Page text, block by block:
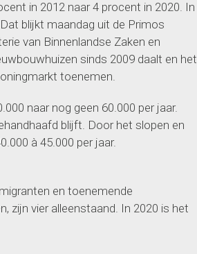
in 2012 naar 4 procent in 2020. In
blijkt maandag uit de Primos
van Binnenlandse Zaken en
sinds 2009 daalt en het
toenemen.
naar nog geen 60.000 per jaar.
blijft. Door het slopen en
à 45.000 per jaar.
en toenemende
zijn vier alleenstaand. In 2020 is het